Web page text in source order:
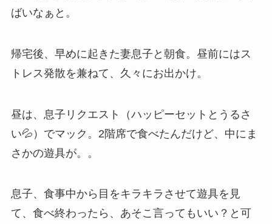
ばいなぁと。
帰宅後、早めに起きた妻息子と朝食。昼前にはス
トレス発散を兼ねて、久々にお出かけ。
昼は、息子リクエスト（ハッピーセットとうるさ
い💦）でマック。2階席で食べたんだけど、中にま
さかの遊具が。。
息子、食事中から目をキラキラさせて遊具を見
て、食べ終わったら、あそこ言ってもいい？と可